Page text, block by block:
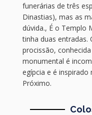
funerárias de três
Dinastias), mas as
dúvida., É o Templo
tinha duas entradas.
procissão,
monumental é
egípcia e é
Próximo.